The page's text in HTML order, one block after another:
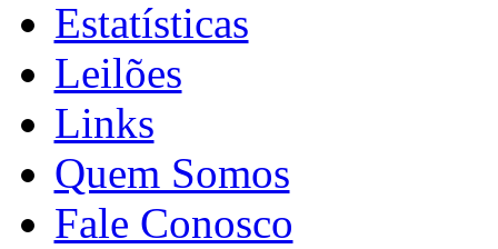
Estatísticas
Leilões
Links
Quem Somos
Fale Conosco